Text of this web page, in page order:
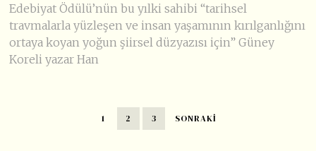
Edebiyat Ödülü’nün bu yılki sahibi “tarihsel
travmalarla yüzleşen ve insan yaşamının kırılganlığını
ortaya koyan yoğun şiirsel düzyazısı için” Güney
Koreli yazar Han
1 2 3 SONRAKI